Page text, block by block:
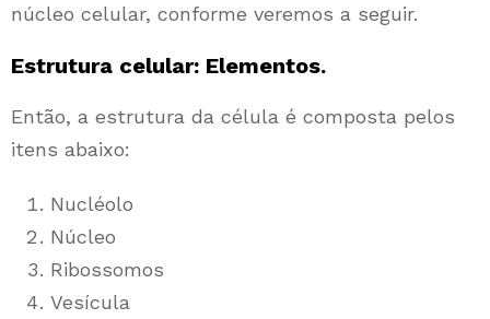
núcleo celular, conforme veremos a seguir.
Estrutura celular: Elementos.
Então, a estrutura da célula é composta pelos
itens abaixo:
Nucléolo
Núcleo
Ribossomos
Vesícula